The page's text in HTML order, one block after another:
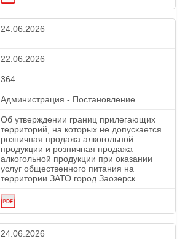
24.06.2026
22.06.2026
364
Администрация - Постановление
Об утверждении границ прилегающих
территорий, на которых не допускается
розничная продажа алкогольной
продукции и розничная продажа
алкогольной продукции при оказании
услуг общественного питания на
территории ЗАТО город Заозерск
24.06.2026